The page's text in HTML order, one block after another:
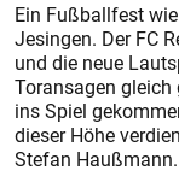
Ein Fußballfest
Jesingen. Der FC
und die neue
Toransagen gleich
ins Spiel
dieser Höhe
Stefan Haußmann.